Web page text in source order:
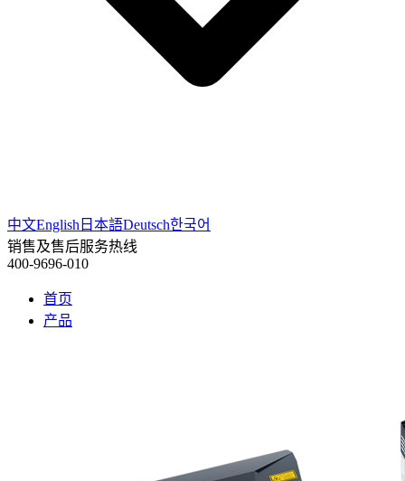
中文English 日本語Deutsch한국어
销售及售后服务热线
400-9696-010
首页
产品